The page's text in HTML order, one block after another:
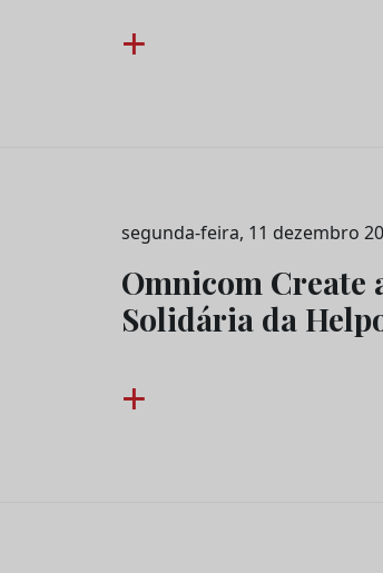
+
segunda-feira, 11 dezembro
Omnicom Create
Solidária da
+